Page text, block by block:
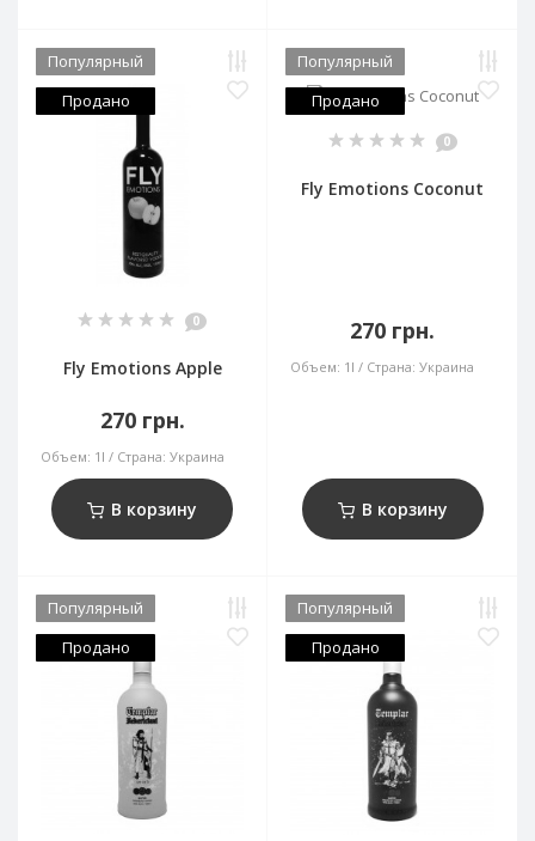
Популярный
Продано
0
Fly Emotions Apple
270 грн.
Объем: 1l Страна: Украина
В корзину
Популярный
Продано
0
Fly Emotions Сoconut
270 грн.
Объем: 1l Страна: Украина
В корзину
Популярный
Продано
Популярный
Продано